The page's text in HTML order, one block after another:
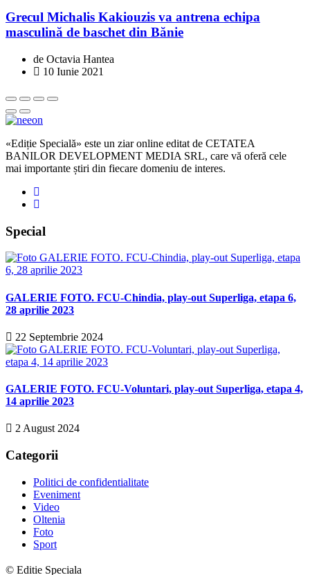
Grecul Michalis Kakiouzis va antrena echipa
masculină de baschet din Bănie
de Octavia Hantea
10 Iunie 2021
«Ediție Specială» este un ziar online editat de CETATEA
BANILOR DEVELOPMENT MEDIA SRL, care vă oferă cele
mai importante știri din fiecare domeniu de interes.
Special
GALERIE FOTO. FCU-Chindia, play-out Superliga, etapa 6,
28 aprilie 2023
22 Septembrie 2024
GALERIE FOTO. FCU-Voluntari, play-out Superliga, etapa 4,
14 aprilie 2023
2 August 2024
Categorii
Politici de confidentialitate
Eveniment
Video
Oltenia
Foto
Sport
© Editie Speciala